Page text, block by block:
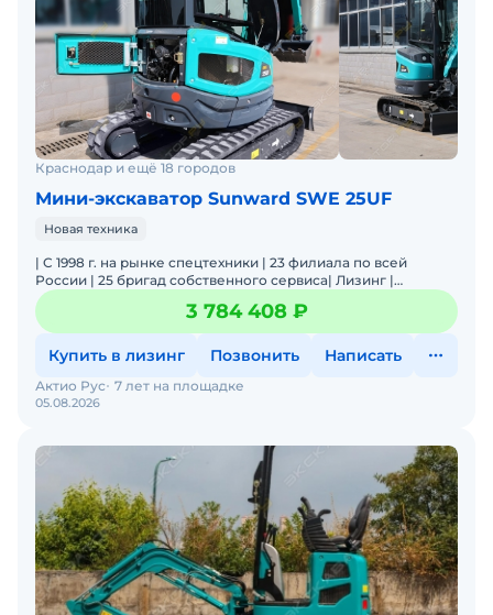
Краснодар и ещё 18 городов
Мини-экскаватор Sunward SWE 25UF
Новая техника
| C 1998 г. на рынке спецтехники | 23 филиала по всей
России | 25 бригад собственного сервиса| Лизинг |
Оригинальные запчасти | Цена/Качество | Акции и скидки |
3 784 408 ₽
Купить в лизинг Позвонить Написать
05.08.2026
Актио Рус 7 лет на площадке